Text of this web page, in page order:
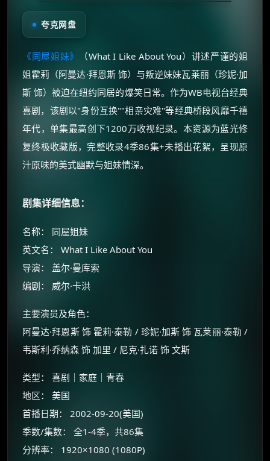
夸克网盘
《同屋姐妹》
（What I Like About You）讲述严谨的姐
姐霍莉（阿曼达·拜恩斯 饰）与叛逆妹妹瓦莱丽（珍妮·加
斯 饰）被迫在纽约同居的爆笑日常。作为WB电视台经典
喜剧，该剧以"身份互换""相亲灾难"等经典桥段风靡千禧
年代，单集最高创下1200万收视纪录。本资源为蓝光修
复终极收藏版，完整收录4季86集+未播出花絮，呈现原
汁原味的美式幽默与姐妹情深。
剧集详细信息：
名称： 同屋姐妹
英文名： What I Like About You
导演： 盖尔·曼库索
编剧： 威尔·卡洪
主要演员及角色：
阿曼达·拜恩斯 饰 霍莉·泰勒 / 珍妮·加斯 饰 瓦莱丽·泰勒 /
韦斯利·乔纳森 饰 加里 / 尼克·扎诺 饰 文斯
类型： 喜剧｜家庭｜青春
地区： 美国
首播日期： 2002-09-20(美国)
季数/集数： 全1-4季，共86集
分辨率： 1920×1080 (1080P)
🧧 福利领取站